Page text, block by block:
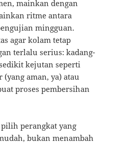
mainkan dengan
ritme antara
mingguan.
agar kolam tetap
terlalu serius: kadang-
kejutan seperti
aman, ya) atau
proses pembersihan
perangkat yang
bukan menambah